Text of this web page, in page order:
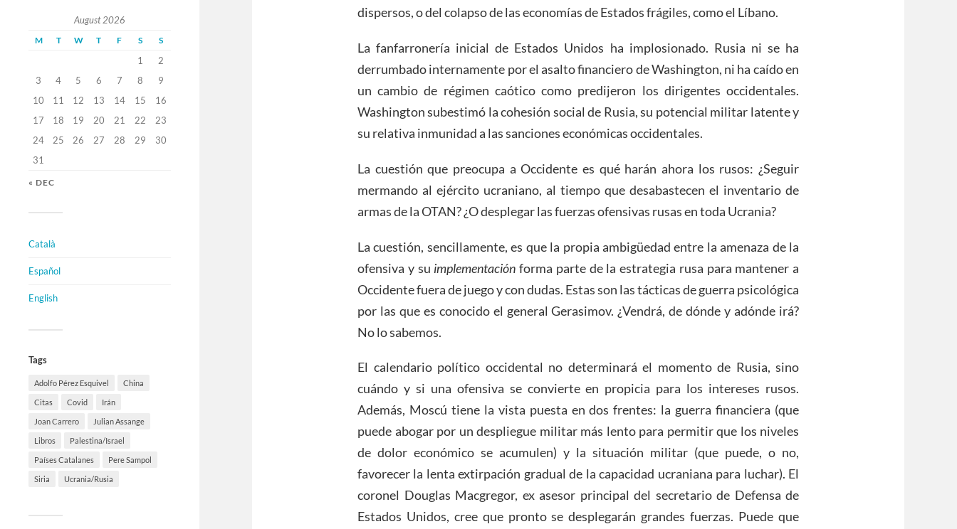
August 2026
M T W T F S S
1
2
3
4 5 6 7 8
9
10
11 12 13 14 15
16
17
18 19 20 21 22
23
24
25 26 27 28 29
30
31
« DEC
Català
Español
English
Tags
Adolfo Pérez Esquivel China
Citas Covid Irán
Joan Carrero Julian Assange
Libros Palestina/Israel
Países Catalanes Pere Sampol
Siria Ucrania/Rusia
dispersos, o del colapso de las economías de Estados frágiles, como el Líbano.
La fanfarronería inicial de Estados Unidos ha implosionado. Rusia ni se ha
derrumbado internamente por el asalto financiero de Washington, ni ha caído en
un cambio de régimen caótico como predijeron los dirigentes occidentales.
Washington subestimó la cohesión social de Rusia, su potencial militar latente y
su relativa inmunidad a las sanciones económicas occidentales.
La cuestión que preocupa a Occidente es qué harán ahora los rusos: ¿Seguir
mermando al ejército ucraniano, al tiempo que desabastecen el inventario de
armas de la OTAN? ¿O desplegar las fuerzas ofensivas rusas en toda Ucrania?
La cuestión, sencillamente, es que la propia ambigüedad entre la amenaza de la
ofensiva y su implementación forma parte de la estrategia rusa para mantener a
Occidente fuera de juego y con dudas. Estas son las tácticas de guerra psicológica
por las que es conocido el general Gerasimov. ¿Vendrá, de dónde y adónde irá?
No lo sabemos.
El calendario político occidental no determinará el momento de Rusia, sino
cuándo y si una ofensiva se convierte en propicia para los intereses rusos.
Además, Moscú tiene la vista puesta en dos frentes: la guerra financiera (que
puede abogar por un despliegue militar más lento para permitir que los niveles
de dolor económico se acumulen) y la situación militar (que puede, o no,
favorecer la lenta extirpación gradual de la capacidad ucraniana para luchar). El
coronel Douglas Macgregor, ex asesor principal del secretario de Defensa de
Estados Unidos, cree que pronto se desplegarán grandes fuerzas. Puede que